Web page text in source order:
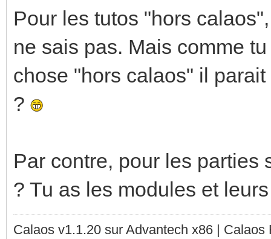
Pour les tutos "hors
ne sais pas. Mais comme
chose "hors calaos" il
?
Par contre, pour les parties
? Tu as les modules et
Calaos v1.1.20 sur Advantech x86 |